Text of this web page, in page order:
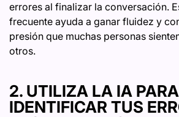
errores al finalizar la conversación.
frecuente ayuda a ganar fluidez y
presión que muchas personas
otros.
2. UTILIZA LA IA PARA
IDENTIFICAR TUS